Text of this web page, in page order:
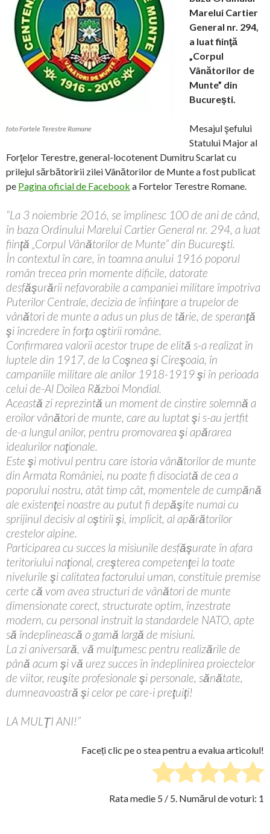
foto Fortele Terestre Romane
Marelui Cartier
General nr. 294,
a luat fiinţă
„Corpul
Vânătorilor de
Munte” din
Bucureşti.
Mesajul şefului
Statului Major al
Forţelor Terestre, general-locotenent Dumitru Scarlat cu
prilejul sărbătoririi zilei Vânătorilor de Munte a fost publicat
pe Pagina oficial de Facebook a Fortelor Terestre Romane.
“La 3 noiembrie 2016, se împlinesc 100 de ani de când,
în baza Ordinului Marelui Cartier General nr. 294, a luat
fiinţă „Corpul Vânătorilor de Munte” din Bucureşti.
În contextul în care, în toamna anului 1916 poporul
român trecea prin momente dificile, datorate
desfăşurării nefavorabile a campaniei militare împotriva
Puterilor Centrale, decizia de înfiinţare a trupelor de
vânători de munte a adus un plus de tărie, de speranţă
şi încredere în forţa oştirii române.
Confirmarea valorii acestor trupe de elită s-a realizat în
luptele din 1917, de la Coşnea şi Cireşoaia, în
campaniile militare ale anilor 1918-1919 şi în perioada
celui de-Al Doilea Război Mondial.
Această zi reprezintă un moment de cinstire solemnă a
eroilor vânători de munte, care au luptat şi s-au jertfit
de-a lungul anilor, pentru promovarea şi apărarea
idealurilor naţionale.
Este şi motivul pentru care istoria vânătorilor de munte
din Armata României, nu poate fi disociată de cea a
poporului nostru, atât timp cât, momentele de cumpănă
ale existenţei noastre au putut fi depăşite numai cu
sprijinul decisiv al oştirii şi, implicit, al apărătorilor
crestelor alpine.
Participarea cu succes la misiunile desfăşurate în afara
teritoriului naţional, creşterea competenţei la toate
nivelurile şi calitatea factorului uman, constituie premise
certe că vom avea structuri de vânători de munte
dimensionate corect, structurate optim, înzestrate
modern, cu personal instruit la standardele NATO, apte
să îndeplinească o gamă largă de misiuni.
La zi aniversară, vă mulţumesc pentru realizările de
până acum şi vă urez succes în îndeplinirea proiectelor
de viitor, reuşite profesionale şi personale, sănătate,
dumneavoastră şi celor pe care-i preţuiţi!
LA MULŢI ANI!”
Faceți clic pe o stea pentru a evalua articolul!
Rata medie 5 / 5. Numărul de voturi: 1